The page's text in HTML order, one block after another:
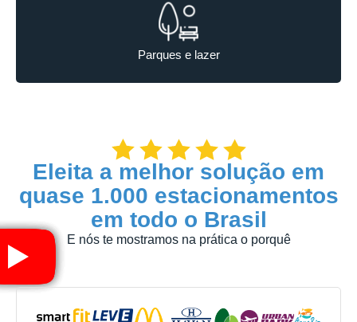
Parques e lazer
Eleita a melhor solução em
quase 1.000 estacionamentos
em todo o Brasil
E nós te mostramos na prática o porquê